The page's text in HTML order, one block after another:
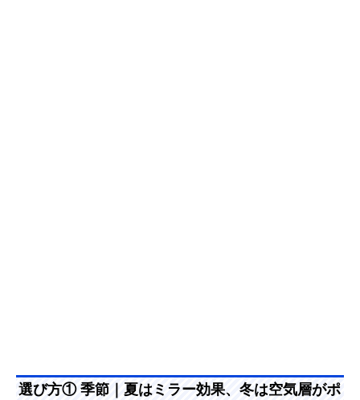
選び方① 季節｜夏はミラー効果、冬は空気層がポ